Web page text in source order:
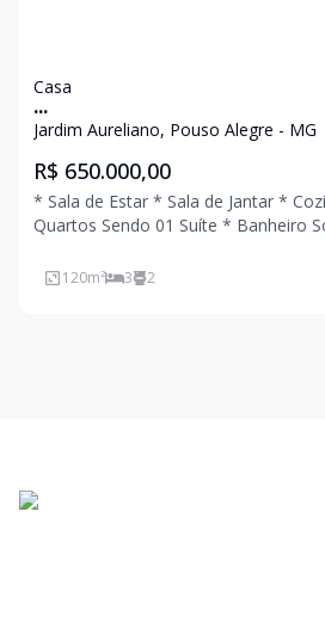
Casa
...
Jardim Aureliano, Pouso Alegre - MG
R$ 650.000,00
* Sala de Estar * Sala de Jantar *
Quartos Sendo 01 Suíte * Banheiro
Agora Mesmo e Agende Uma Visita!!!
120m² 3 2